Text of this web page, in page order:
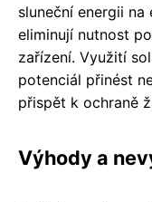
sluneční energii
eliminují nutnost
zařízení. Využití
potenciál přinést
přispět k ochraně
Výhody a